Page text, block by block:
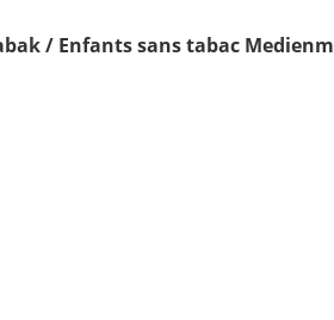
/ Enfants sans tabac